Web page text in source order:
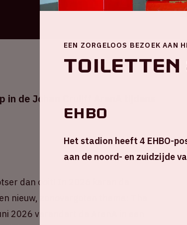
de Johan Cruijff ArenA tijdens
dan ooit! In 2026 keren de
nieuw, zonovergoten thema: The
2026 verandert de ArenA in een
EEN ZORGELOOS BEZOEK AAN
Toiletten
EHBO
Het stadion heeft 4 EHBO-
aan de noord- en zuidzijde